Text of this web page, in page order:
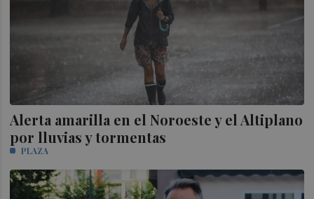
Alerta amarilla en el Noroeste y el Altiplano
por lluvias y tormentas
PLAZA